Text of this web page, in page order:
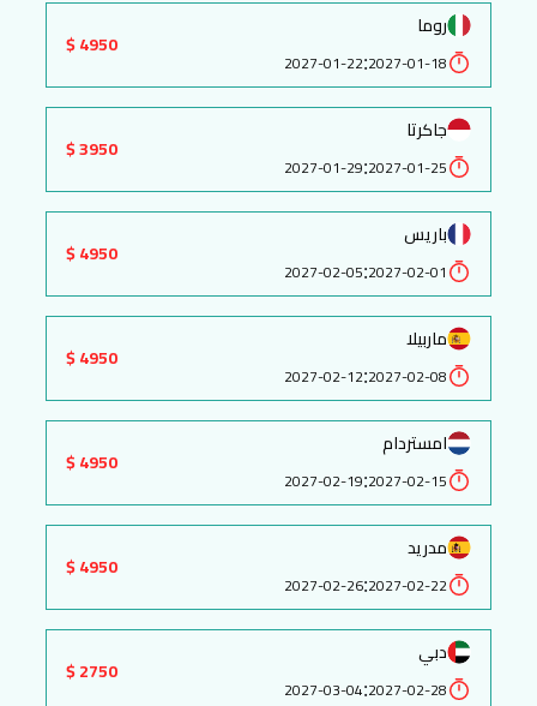
روما
2027-01-18
:
2027-01-22
4950 $
جاكرتا
2027-01-25
:
2027-01-29
3950 $
باريس
2027-02-01
:
2027-02-05
4950 $
ماربيلا
2027-02-08
:
2027-02-12
4950 $
امستردام
2027-02-15
:
2027-02-19
4950 $
مدريد
2027-02-22
:
2027-02-26
4950 $
دبي
2027-02-28
:
2027-03-04
2750 $